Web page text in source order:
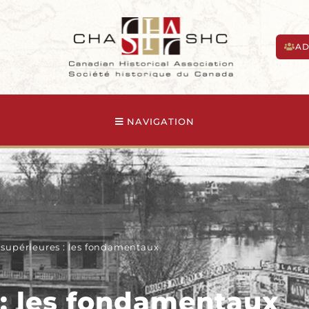
NAVIGATION
: les fondamentaux
les fondamentaux